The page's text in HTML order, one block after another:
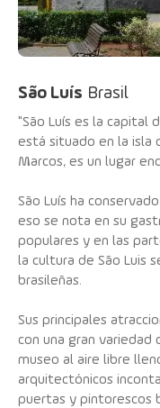
São Luís Brasil
"São Luís es la capital
está situado en la isla
Marcos, es un lugar
São Luís ha
eso se nota en su
populares y en las
la cultura de São Luis
brasileñas.
Sus principales
con una gran variedad
museo al aire libre
arquitectónicos
puertas y pintorescos